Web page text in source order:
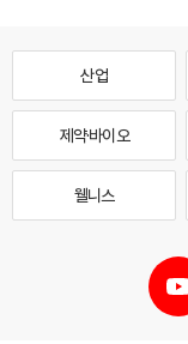
산업
제약·바이오
웰니스